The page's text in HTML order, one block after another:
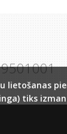
tiks